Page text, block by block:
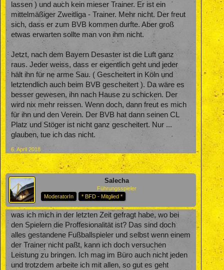
lassen ) und auch kein mieser Trainer. Er ist ein
mittelmäßiger Zweitliga - Trainer. Mehr nicht. Der freut
sich, dass er zum BVB kommen durfte. Aber groß
etwas erwarten sollte man von ihm nicht.
Jetzt, nach dem Bayern Desaster ist die Luft ganz
raus. Jeder weiss, dass er eigentlich geht und jeder
hält ihn für ne arme Sau. ( Gescheitert in Köln und
letztendlich auch beim BVB gescheitert ). Da wäre es
besser gewesen, ihn nach Hause zu schicken. Der
wird nix mehr reissen. Wenn doch, dann freut es mich
für ihn und den Verein. Der BVB hat dann seinen CL
Platz und Stöger ist nicht ganz gescheitert. Nur ...
glauben, tue ich das nicht.
6. April 2018
Salecha
Führungsspieler
ModeratorIn
* BFD - Mitglied *
was ich mich in der letzten Zeit gefragt habe, wo bei
den Spielern die Proffesionalität ist? Das sind doch
alles gestandene Fußballspieler und selbst wenn einem
der Trainer nicht paßt, kann ich doch versuchen
Leistung zu bringen. Ich mag im Büro auch nicht jeden
und trotzdem arbeite ich mit allen, so gut es geht